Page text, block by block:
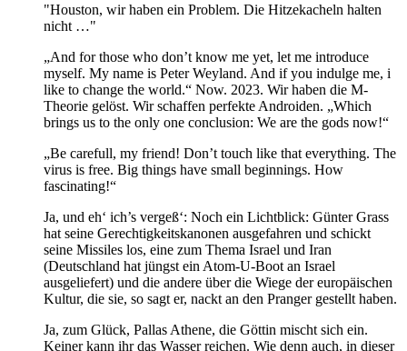
"Houston, wir haben ein Problem. Die Hitzekacheln halten
nicht …"
„And for those who don’t know me yet, let me introduce
myself. My name is Peter Weyland. And if you indulge me, i
like to change the world.“ Now. 2023. Wir haben die M-
Theorie gelöst. Wir schaffen perfekte Androiden. „Which
brings us to the only one conclusion: We are the gods now!“
„Be carefull, my friend! Don’t touch like that everything. The
virus is free. Big things have small beginnings. How
fascinating!“
Ja, und eh‘ ich’s vergeß‘: Noch ein Lichtblick: Günter Grass
hat seine Gerechtigkeitskanonen ausgefahren und schickt
seine Missiles los, eine zum Thema Israel und Iran
(Deutschland hat jüngst ein Atom-U-Boot an Israel
ausgeliefert) und die andere über die Wiege der europäischen
Kultur, die sie, so sagt er, nackt an den Pranger gestellt haben.
Ja, zum Glück, Pallas Athene, die Göttin mischt sich ein.
Keiner kann ihr das Wasser reichen. Wie denn auch, in dieser